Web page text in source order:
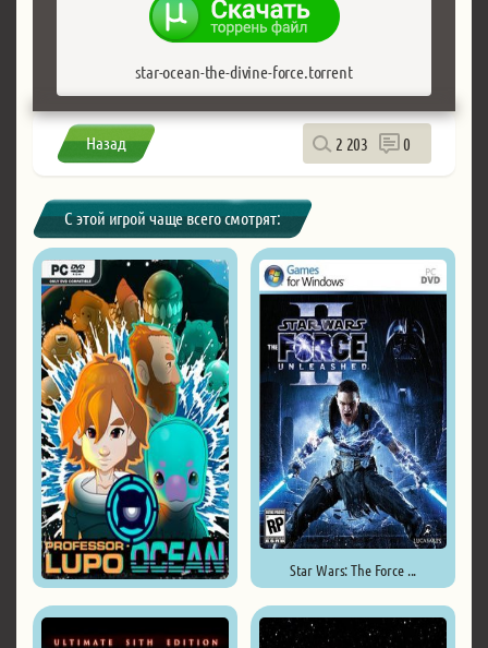
star-ocean-the-divine-force.torrent
Назад 2 203 0
С этой игрой чаще всего смотрят:
Star Wars: The Force ...